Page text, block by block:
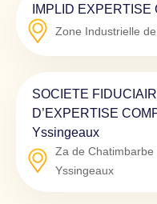
IMPLID EXPERTISE
Zone Industrielle
SOCIETE
D’EXPERTISE
Yssingeaux
Za de
Yssingeaux